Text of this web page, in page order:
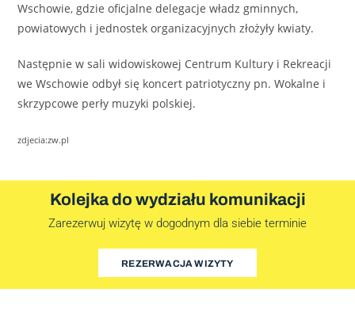
Wschowie, gdzie oficjalne delegacje władz gminnych,
powiatowych i jednostek organizacyjnych złożyły kwiaty.
Następnie w sali widowiskowej Centrum Kultury i Rekreacji
we Wschowie odbył się koncert patriotyczny pn. Wokalne i
skrzypcowe perły muzyki polskiej.
zdjecia:zw.pl
Kolejka do wydziału komunikacji
Zarezerwuj wizytę w dogodnym dla siebie terminie
REZERWACJA WIZYTY